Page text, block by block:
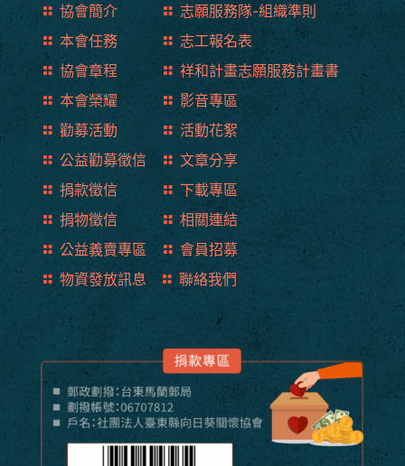
協會簡介
志願服務隊-組織準則
本會任務
志工報名表
協會章程
祥和計畫志願服務計畫書
本會榮耀
影音專區
勸募活動
活動花絮
公益勸募徵信
文章分享
捐款徵信
下載專區
捐物徵信
相關連結
公益義賣專區
會員招募
物資發放訊息
聯絡我們